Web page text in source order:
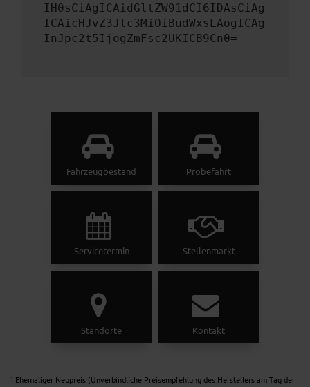
IH0sCiAgICAidGltZW91dCI6IDAsCiAg
ICAicHJvZ3Jlc3MiOiBudWxsLAogICAg
InJpc2t5IjogZmFsc2UKICB9Cn0=
Fahrzeugbestand Probefahrt
Servicetermin Stellenmarkt
Standorte Kontakt
1
Ehemaliger Neupreis (Unverbindliche Preisempfehlung des Herstellers am Tag der